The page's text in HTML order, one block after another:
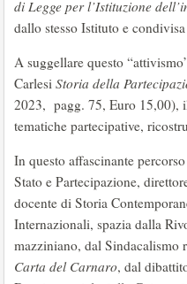
di Legge per l’Istituzione
dallo stesso Istituto e
A suggellare questo
Carlesi Storia della
2023, pagg. 75, Euro 15,00),
tematiche partecipative,
In questo affascinante
Stato e Partecipazione,
docente di Storia
Internazionali, spazia dalla
mazziniano, dal Sindacalismo
Carta del Carnaro, dal